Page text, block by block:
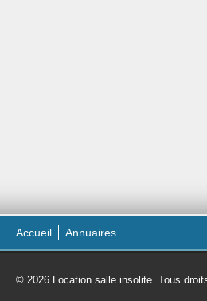
Accueil Annuaires
© 2026 Location salle insolite. Tous